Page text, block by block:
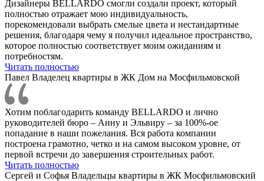
Дизайнеры BELLARDO смогли создали проект, который
полностью отражает мою индивидуальность,
порекомендовали выбрать смелые цвета и нестандартные
решения, благодаря чему я получил идеальное пространство,
которое полностью соответствует моим ожиданиям и
потребностям.
Читать полностью
Павел Владелец квартиры в ЖК Дом на Мосфильмовской
Хотим поблагодарить команду BELLARDO и лично
руководителей бюро – Анну и Эльвиру – за 100%-ое
попадание в наши пожелания. Вся работа компании
построена грамотно, четко и на самом высоком уровне, от
первой встречи до завершения строительных работ.
Читать полностью
Сергей и Софья Владельцы квартиры в ЖК Мосфильмовский